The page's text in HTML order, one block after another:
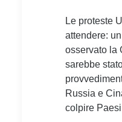
Le proteste
attendere:
osservato la
sarebbe
Russia e
colpire